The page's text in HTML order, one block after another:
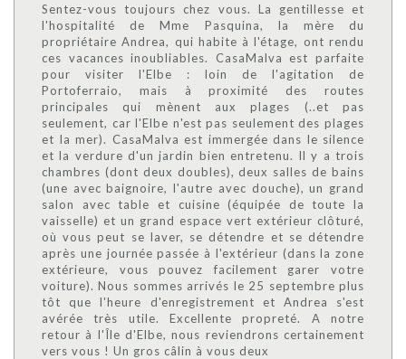
Sentez-vous toujours chez vous. La gentillesse et
l'hospitalité de Mme Pasquina, la mère du
propriétaire Andrea, qui habite à l'étage, ont rendu
ces vacances inoubliables. CasaMalva est parfaite
pour visiter l'Elbe : loin de l'agitation de
Portoferraio, mais à proximité des routes
principales qui mènent aux plages (..et pas
seulement, car l'Elbe n'est pas seulement des plages
et la mer). CasaMalva est immergée dans le silence
et la verdure d'un jardin bien entretenu. Il y a trois
chambres (dont deux doubles), deux salles de bains
(une avec baignoire, l'autre avec douche), un grand
salon avec table et cuisine (équipée de toute la
vaisselle) et un grand espace vert extérieur clôturé,
où vous peut se laver, se détendre et se détendre
après une journée passée à l'extérieur (dans la zone
extérieure, vous pouvez facilement garer votre
voiture). Nous sommes arrivés le 25 septembre plus
tôt que l'heure d'enregistrement et Andrea s'est
avérée très utile. Excellente propreté. A notre
retour à l'Île d'Elbe, nous reviendrons certainement
vers vous ! Un gros câlin à vous deux